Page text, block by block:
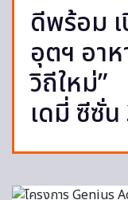
ดีพร้อม
อุตฯ อาห
วิถีใหม่”
เดมี่ ซีซั่น